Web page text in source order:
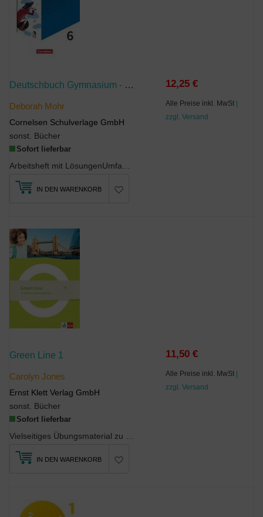
Deutschbuch Gymnasium - Zu Den Ausgaben: Neue Allgemeine Ausgabe Und Niedersachsen - 2019 - 6. Schuljahr
Deborah Mohr
Cornelsen Schulverlage GmbH
sonst. Bücher
Sofort lieferbar
12,25 €
Alle Preise inkl. MwSt |
zzgl. Versand
IN DEN WARENKORB
Green Line 1
Carolyn Jones
Ernst Klett Verlag GmbH
sonst. Bücher
Sofort lieferbar
11,50 €
Alle Preise inkl. MwSt |
zzgl. Versand
IN DEN WARENKORB